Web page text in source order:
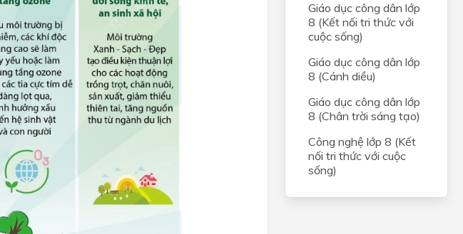
Giáo dục công dân lớp
8 (Kết nối tri thức với
cuộc sống)
Giáo dục công dân lớp
8 (Cánh diều)
Giáo dục công dân lớp
8 (Chân trời sáng tạo)
Công nghệ lớp 8 (Kết
nối tri thức với cuộc
sống)